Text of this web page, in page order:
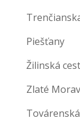
Piešťany
Žilinská
Zlaté